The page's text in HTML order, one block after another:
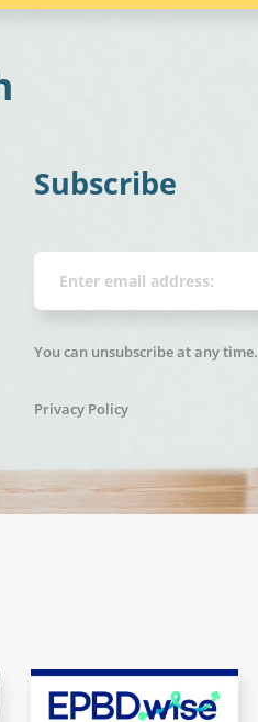
Subscribe
You can unsubscribe at any time.
Privacy Policy